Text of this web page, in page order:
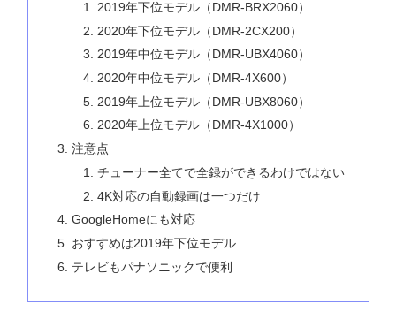
2019年下位モデル（DMR-BRX2060）
2020年下位モデル（DMR-2CX200）
2019年中位モデル（DMR-UBX4060）
2020年中位モデル（DMR-4X600）
2019年上位モデル（DMR-UBX8060）
2020年上位モデル（DMR-4X1000）
注意点
チューナー全てで全録ができるわけではない
4K対応の自動録画は一つだけ
GoogleHomeにも対応
おすすめは2019年下位モデル
テレビもパナソニックで便利